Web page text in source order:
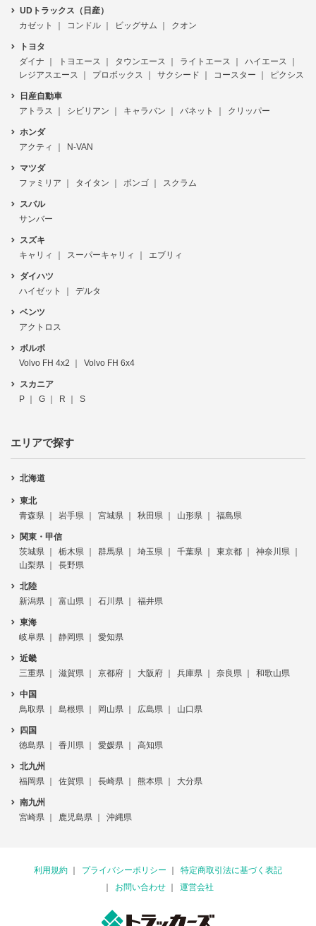
UDトラックス（日産）
カゼット
コンドル ビッグサム クオン
トヨタ
ダイナ
トヨエース タウンエース ライトエース
ハイエース
レジアスエース
プロボックス サクシード コースター ピクシス
日産自動車
アトラス
シビリアン キャラバン バネット クリッパー
ホンダ
アクティ
N-VAN
マツダ
ファミリア
タイタン ボンゴ スクラム
スバル
サンバー
スズキ
キャリィ
スーパーキャリィ エブリィ
ダイハツ
ハイゼット
デルタ
ベンツ
アクトロス
ボルボ
Volvo FH 4x2
Volvo FH 6x4
スカニア
P
G R S
エリアで探す
北海道
東北
青森県
岩手県 宮城県 秋田県 山形県 福島県
関東・甲信
茨城県
栃木県 群馬県 埼玉県 千葉県 東京都
神奈川県
山梨県
長野県
北陸
新潟県
富山県 石川県 福井県
東海
岐阜県
静岡県 愛知県
近畿
三重県
滋賀県 京都府 大阪府 兵庫県 奈良県 和歌山県
中国
鳥取県
島根県 岡山県 広島県 山口県
四国
徳島県
香川県 愛媛県 高知県
北九州
福岡県
佐賀県 長崎県 熊本県 大分県
南九州
宮崎県
鹿児島県 沖縄県
利用規約 プライバシーポリシー
特定商取引法に基づく表記
お問い合わせ
運営会社